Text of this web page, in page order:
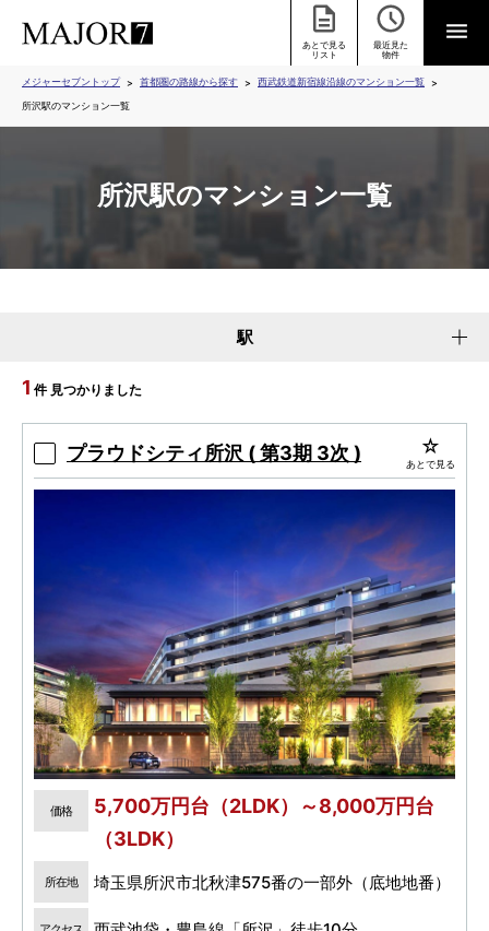
あとで見る
リスト
最近見た
物件
メジャーセブントップ 首都圏の路線から探す
西武鉄道新宿線沿線のマンション一覧
所沢駅のマンション一覧
所沢駅のマンション一覧
駅
1 件 見つかりました
プラウドシティ所沢 ( 第3期 3次 ) あとで見る
価格
5,700万円台（2LDK）～8,000万円台
（3LDK）
所在地 埼玉県所沢市北秋津575番の一部外（底地地番）